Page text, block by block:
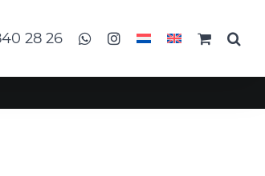
28 26